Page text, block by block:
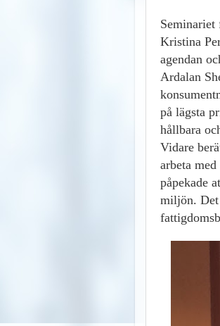
Seminariet
Kristina
agendan
Ardalan
på lägsta
hållbara
Vidare
arbeta
påpekade
miljön.